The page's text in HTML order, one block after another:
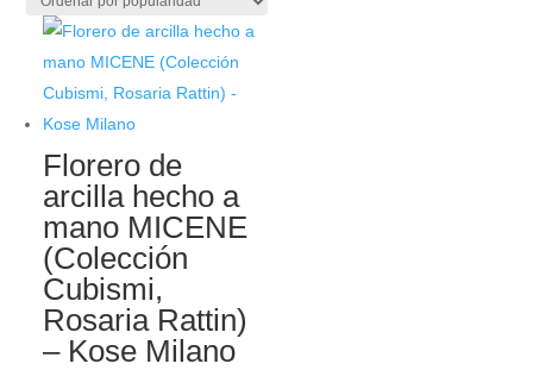
Florero de
arcilla hecho a
mano MICENE
(Colección
Cubismi,
Rosaria Rattin)
– Kose Milano